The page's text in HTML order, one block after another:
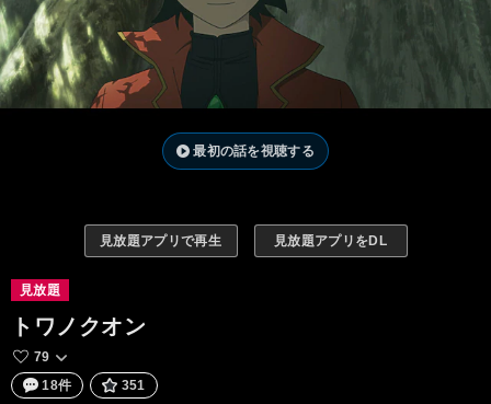
最初の話を視聴する
見放題アプリで再生 見放題アプリをDL
見放題
トワノクオン
79
18件
351